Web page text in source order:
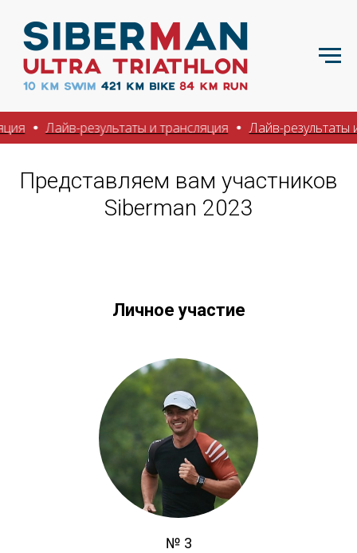
Лайв-результаты и трансляция Лайв-результаты и
Представляем вам участников
Siberman 2023
Личное участие
№ 3